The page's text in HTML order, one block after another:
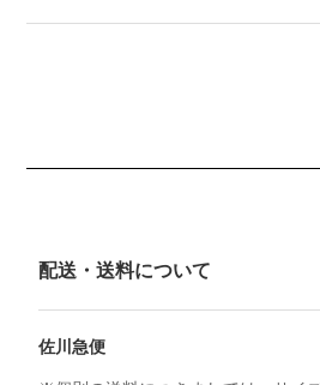
配送・送料について
佐川急便